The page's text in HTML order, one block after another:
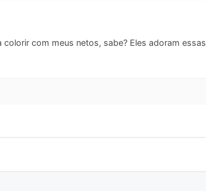
com meus netos, sabe? Eles adoram essas